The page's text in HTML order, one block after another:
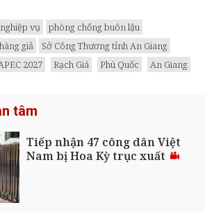
vụ
phòng chống buôn lậu
giả
Sở Công Thương tỉnh An Giang
2027 Rạch Giá Phú Quốc
An Giang
tâm
Tiếp nhận 47 công dân Việt
Nam bị Hoa Kỳ trục xuất